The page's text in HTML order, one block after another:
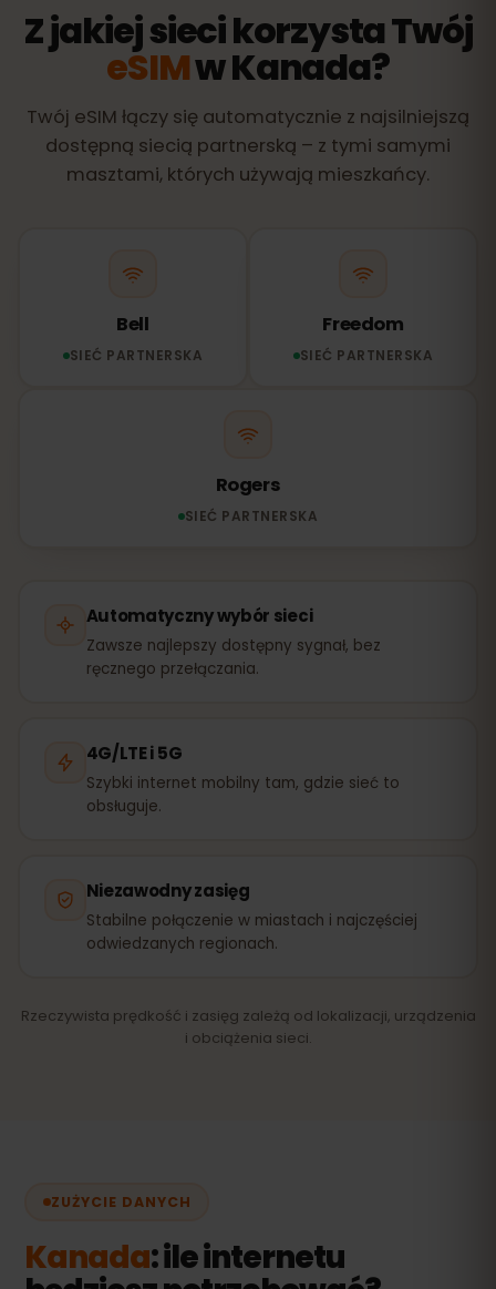
Z jakiej sieci korzysta Twój
eSIMw Kanada?
Twój eSIM łączy się automatycznie z najsilniejszą
dostępną siecią partnerską – z tymi samymi
masztami, których używają mieszkańcy.
Bell
SIEĆ PARTNERSKA
Freedom
SIEĆ PARTNERSKA
Rogers
SIEĆ PARTNERSKA
Automatyczny wybór sieci
Zawsze najlepszy dostępny sygnał, bez
ręcznego przełączania.
4G/LTE i 5G
Szybki internet mobilny tam, gdzie sieć to
obsługuje.
Niezawodny zasięg
Stabilne połączenie w miastach i najczęściej
odwiedzanych regionach.
Rzeczywista prędkość i zasięg zależą od lokalizacji, urządzenia
i obciążenia sieci.
ZUŻYCIE DANYCH
Kanada: ile internetu